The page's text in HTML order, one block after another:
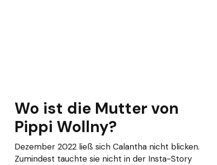
Wo ist die Mutter von
Pippi Wollny?
Dezember 2022 ließ sich Calantha nicht blicken.
Zumindest tauchte sie nicht in der Insta-Story